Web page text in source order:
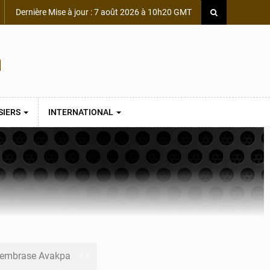
Dernière Mise à jour : 7 août 2026 à 10h20 GMT
INTERNATIONAL
Avakpa